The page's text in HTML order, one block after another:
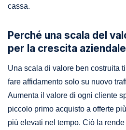
cassa.
Perché una scala del
per la crescita aziendale
Una scala di valore ben costruita
fare affidamento solo su nuovo
Aumenta il valore di ogni cliente
piccolo primo acquisto a offerte
più elevati nel tempo. Ciò la